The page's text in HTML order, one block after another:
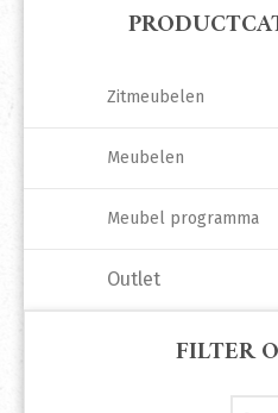
Zitmeubelen
Meubelen
Meubel programma
Outlet
FILTER